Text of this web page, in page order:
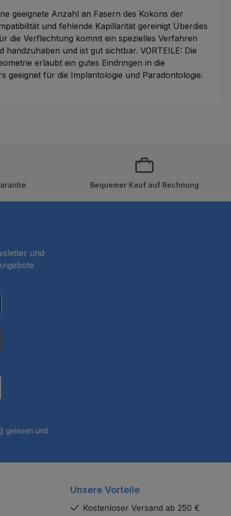
geeignete Anzahl an Fasern des Kokons der
und fehlende Kapillarität gereinigt Überdies
die Verflechtung kommt ein spezielles Verfahren
und ist gut sichtbar. VORTEILE: Die
erlaubt ein gutes Eindringen in die
geeignet für die Implantologie und Paradontologie.
Bequemer Kauf auf Rechnung
und
gelesen und
Unsere Vorteile
Kostenloser Versand ab 250 €